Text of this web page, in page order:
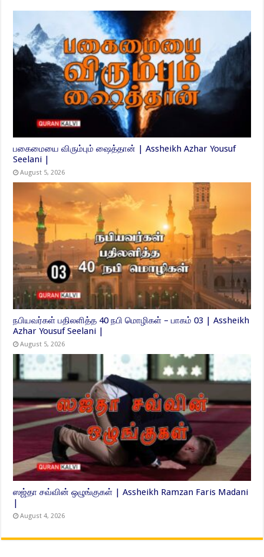
பகைமையை விரும்பும் ஷைத்தான் | Assheikh Azhar Yousuf
Seelani |
August 5, 2026
நபியவர்கள் பதிலளித்த 40 நபி மொழிகள் – பாகம் 03 | Assheikh
Azhar Yousuf Seelani |
August 5, 2026
ஸஜ்தா சவ்வின் ஒழுங்குகள் | Assheikh Ramzan Faris Madani
|
August 4, 2026